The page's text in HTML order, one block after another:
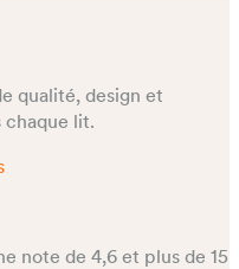
qualité, design et
lit.
note de 4,6 et plus de 15